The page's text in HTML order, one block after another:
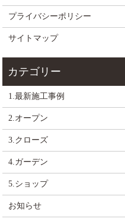
プライバシーポリシー
サイトマップ
1.最新施工事例
2.オープン
3.クローズ
4.ガーデン
5.ショップ
お知らせ